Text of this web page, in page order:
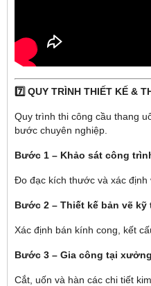
7️⃣ QUY TRÌNH THIẾT KẾ &
Quy trình thi công cầu thang
bước chuyên nghiệp.
Bước 1 – Khảo sát công
Đo đạc kích thước và xác định
Bước 2 – Thiết kế bản vẽ kỹ
Xác định bán kính cong, kết
Bước 3 – Gia công tại xưởng
Cắt, uốn và hàn các chi tiết